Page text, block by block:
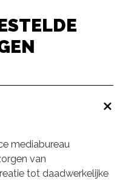
mediabureau
van
tot daadwerkelijke